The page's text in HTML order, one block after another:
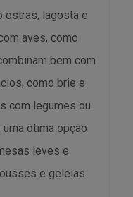
ostras, lagosta e
aves, como
bem com
como brie e
com legumes ou
ótima opção
leves e
e geleias.